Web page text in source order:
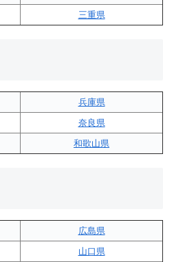
三重県
兵庫県
奈良県
和歌山県
広島県
山口県